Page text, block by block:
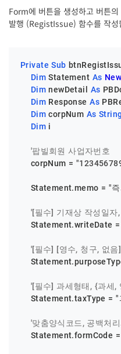
Form에 버튼을 생성하고 버튼
발행 (RegistIssue) 함수를 작성
Private Sub
Dim Statement As New
Dim newDetail As
Dim Response As
Dim corpNum As String
Dim i
'팝빌회원 사업자번호
    corpNum =
    Statement.memo =
"
'[필수] 기재상 작성일
    Statement.writeDate =
'[필수] [영수, 청구, 없음
'[필수] 과세형태, {과세,
    Statement.taxType =
"
'맞춤양식코드, 공백처
    Statement.formCode =